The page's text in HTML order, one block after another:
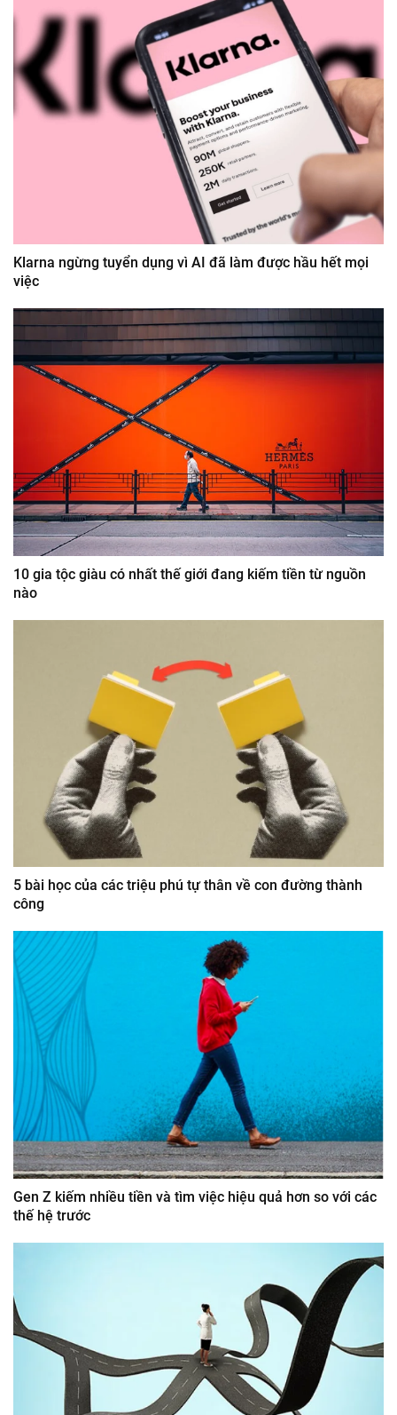
Klarna ngừng tuyển dụng vì AI đã làm được hầu hết mọi
việc
10 gia tộc giàu có nhất thế giới đang kiếm tiền từ nguồn
nào
5 bài học của các triệu phú tự thân về con đường thành
công
Gen Z kiếm nhiều tiền và tìm việc hiệu quả hơn so với các
thế hệ trước